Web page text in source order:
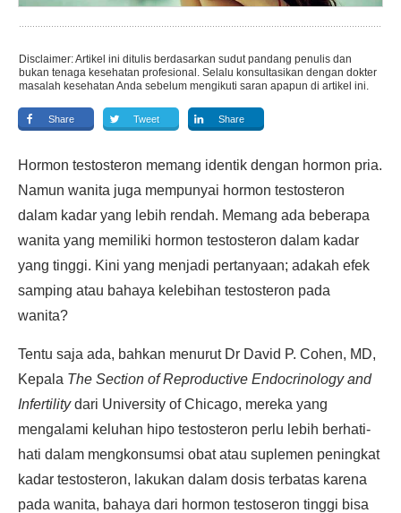
Disclaimer: Artikel ini ditulis berdasarkan sudut pandang penulis dan
bukan tenaga kesehatan profesional. Selalu konsultasikan dengan dokter
masalah kesehatan Anda sebelum mengikuti saran apapun di artikel ini.
Share Tweet Share
Hormon testosteron memang identik dengan hormon pria.
Namun wanita juga mempunyai hormon testosteron
dalam kadar yang lebih rendah. Memang ada beberapa
wanita yang memiliki hormon testosteron dalam kadar
yang tinggi. Kini yang menjadi pertanyaan; adakah efek
samping atau bahaya kelebihan testosteron pada
wanita?
Tentu saja ada, bahkan menurut Dr David P. Cohen, MD,
Kepala The Section of Reproductive Endocrinology and
Infertilitydari University of Chicago, mereka yang
mengalami keluhan hipo testosteron perlu lebih berhati-
hati dalam mengkonsumsi obat atau suplemen peningkat
kadar testosteron, lakukan dalam dosis terbatas karena
pada wanita, bahaya dari hormon testoseron tinggi bisa